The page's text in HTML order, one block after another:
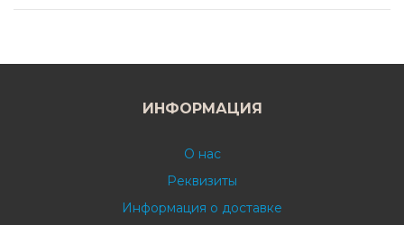
ИНФОРМАЦИЯ
О нас
Реквизиты
Информация о доставке